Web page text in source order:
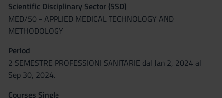
Scientific Disciplinary Sector (SSD)
MED/50 - APPLIED MEDICAL TECHNOLOGY AND
METHODOLOGY
Period
2 SEMESTRE PROFESSIONI SANITARIE dal Jan 2, 2024 al
Sep 30, 2024.
Courses Single